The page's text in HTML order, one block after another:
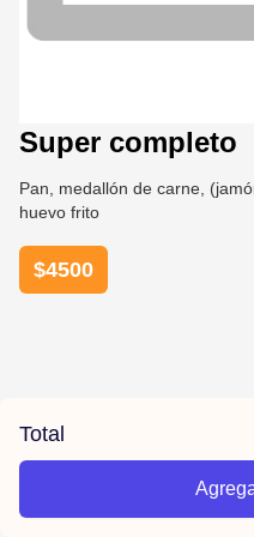
Super completo
Pan, medallón de carne,
huevo frito
$4500
Total